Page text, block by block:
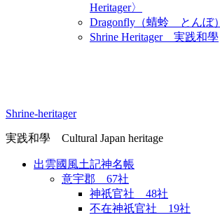
Heritager​〉
Dragonfly（蜻蛉 とんぼ）
Shrine Heritager 実践和學
Shrine-heritager
実践和學 Cultural Japan heritage
出雲國風土記神名帳
意宇郡 67社
神祇官社 48社
不在神祇官社 19社